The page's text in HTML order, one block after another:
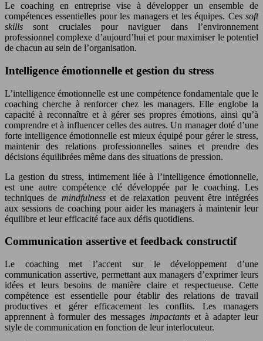
Le coaching en entreprise vise à développer un ensemble de
compétences essentielles pour les managers et les équipes. Ces soft
skillssont cruciales pour naviguer dans l’environnement
professionnel complexe d’aujourd’hui et pour maximiser le potentiel
de chacun au sein de l’organisation.
Intelligence émotionnelle et gestion du stress
L’intelligence émotionnelle est une compétence fondamentale que le
coaching cherche à renforcer chez les managers. Elle englobe la
capacité à reconnaître et à gérer ses propres émotions, ainsi qu’à
comprendre et à influencer celles des autres. Un manager doté d’une
forte intelligence émotionnelle est mieux équipé pour gérer le stress,
maintenir des relations professionnelles saines et prendre des
décisions équilibrées même dans des situations de pression.
La gestion du stress, intimement liée à l’intelligence émotionnelle,
est une autre compétence clé développée par le coaching. Les
techniques de mindfulness et de relaxation peuvent être intégrées
aux sessions de coaching pour aider les managers à maintenir leur
équilibre et leur efficacité face aux défis quotidiens.
Communication assertive et feedback constructif
Le coaching met l’accent sur le développement d’une
communication assertive, permettant aux managers d’exprimer leurs
idées et leurs besoins de manière claire et respectueuse. Cette
compétence est essentielle pour établir des relations de travail
productives et gérer efficacement les conflits. Les managers
apprennent à formuler des messages impactants et à adapter leur
style de communication en fonction de leur interlocuteur.